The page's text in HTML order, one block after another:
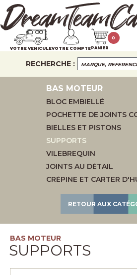
VOTRE VEHICULEVOTRE COMPTEPANIER
0
RECHERCHE :
BAS MOTEUR
BLOC EMBIELLÉ
POCHETTE DE JOINTS
BIELLES ET PISTONS
SUPPORTS
VILEBREQUIN
JOINTS AU DÉTAIL
CRÉPINE ET CARTER
RETOUR AUX
BAS MOTEUR
SUPPORTS